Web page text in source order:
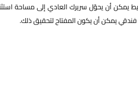
يمكن أن يحوّل سريرك العادي إلى مساحة
فندقي يمكن أن يكون المفتاح لتحقيق ذلك.